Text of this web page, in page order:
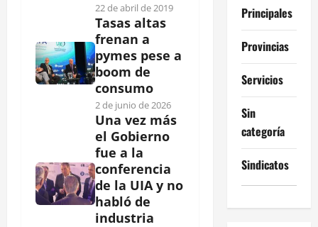
22 de abril de 2019
Tasas altas
frenan a
pymes pese a
boom de
consumo
2 de junio de 2026
Una vez más
el Gobierno
fue a la
conferencia
de la UIA y no
habló de
industria
Principales
Provincias
Servicios
Sin
categoría
Sindicatos